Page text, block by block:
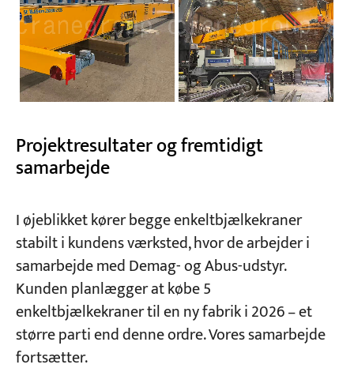
Projektresultater og fremtidigt
samarbejde
I øjeblikket kører begge enkeltbjælkekraner
stabilt i kundens værksted, hvor de arbejder i
samarbejde med Demag- og Abus-udstyr.
Kunden planlægger at købe 5
enkeltbjælkekraner til en ny fabrik i 2026 – et
større parti end denne ordre. Vores samarbejde
fortsætter.